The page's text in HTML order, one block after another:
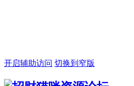
开启辅助访问 切换到窄版